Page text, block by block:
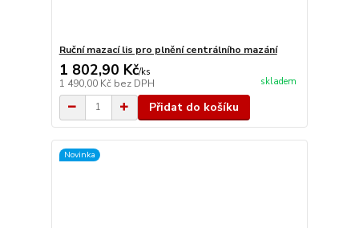
Ruční mazací lis pro plnění centrálního mazání
1 802,90 Kč/ks
1 490,00 Kč bez DPH skladem
Přidat do košíku
Novinka